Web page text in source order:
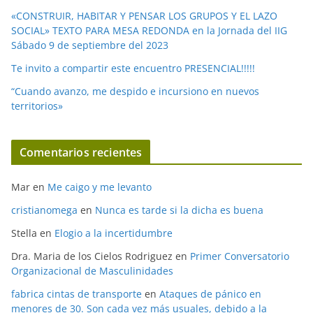
«CONSTRUIR, HABITAR Y PENSAR LOS GRUPOS Y EL LAZO
SOCIAL» TEXTO PARA MESA REDONDA en la Jornada del IIG
Sábado 9 de septiembre del 2023
Te invito a compartir este encuentro PRESENCIAL!!!!!
“Cuando avanzo, me despido e incursiono en nuevos
territorios»
Comentarios recientes
Mar en Me caigo y me levanto
cristianomega en Nunca es tarde si la dicha es buena
Stella en Elogio a la incertidumbre
Dra. Maria de los Cielos Rodriguez en Primer Conversatorio
Organizacional de Masculinidades
fabrica cintas de transporte en Ataques de pánico en
menores de 30. Son cada vez más usuales, debido a la